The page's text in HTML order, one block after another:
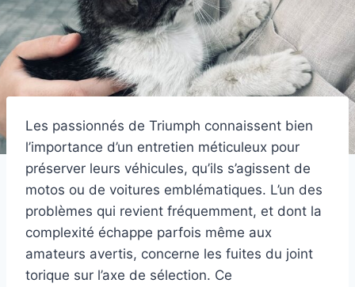
Les passionnés de Triumph connaissent bien
l’importance d’un entretien méticuleux pour
préserver leurs véhicules, qu’ils s’agissent de
motos ou de voitures emblématiques. L’un des
problèmes qui revient fréquemment, et dont la
complexité échappe parfois même aux
amateurs avertis, concerne les fuites du joint
torique sur l’axe de sélection. Ce